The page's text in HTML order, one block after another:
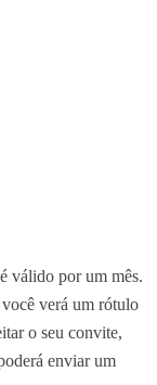
válido por um mês.
você verá um rótulo
o seu convite,
enviar um